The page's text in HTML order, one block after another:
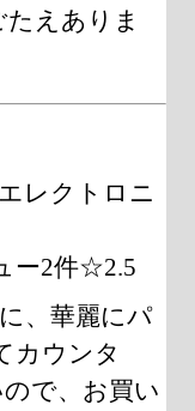
えありま
レクトロニ
ー2件☆2.5
、華麗にパ
カウンタ
で、お買い